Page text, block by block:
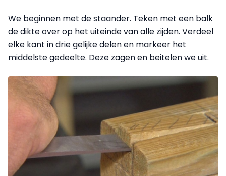
We beginnen met de staander. Teken met een balk
de dikte over op het uiteinde van alle zijden. Verdeel
elke kant in drie gelijke delen en markeer het
middelste gedeelte. Deze zagen en beitelen we uit.